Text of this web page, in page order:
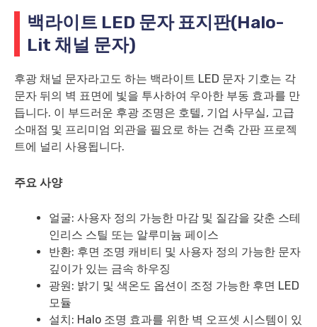
백라이트 LED 문자 표지판(Halo-
Lit 채널 문자)
후광 채널 문자라고도 하는 백라이트 LED 문자 기호는 각
문자 뒤의 벽 표면에 빛을 투사하여 우아한 부동 효과를 만
듭니다. 이 부드러운 후광 조명은 호텔, 기업 사무실, 고급
소매점 및 프리미엄 외관을 필요로 하는 건축 간판 프로젝
트에 널리 사용됩니다.
주요 사양
얼굴: 사용자 정의 가능한 마감 및 질감을 갖춘 스테
인리스 스틸 또는 알루미늄 페이스
반환: 후면 조명 캐비티 및 사용자 정의 가능한 문자
깊이가 있는 금속 하우징
광원: 밝기 및 색온도 옵션이 조정 가능한 후면 LED
모듈
설치: Halo 조명 효과를 위한 벽 오프셋 시스템이 있